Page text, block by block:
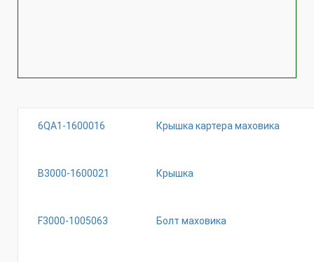
6QA1-1600016 Крышка картера маховика
B3000-1600021 Крышка
F3000-1005063 Болт маховика